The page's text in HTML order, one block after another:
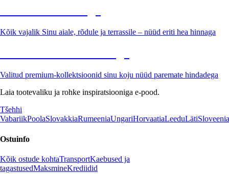
Kõik vajalik Sinu aiale, rõdule ja terrassile – nüüd eriti hea hinnaga
Valitud premium-kollektsioonid sinu koju nüüd paremate hindadega
Laia tootevaliku ja rohke inspiratsiooniga e-pood.
Tšehhi
VabariikPoolaSlovakkiaRumeeniaUngariHorvaatiaLeeduLätiSloveenia
Ostuinfo
Kõik ostude kohtaTransportKaebused ja
tagastusedMaksmineKrediidid